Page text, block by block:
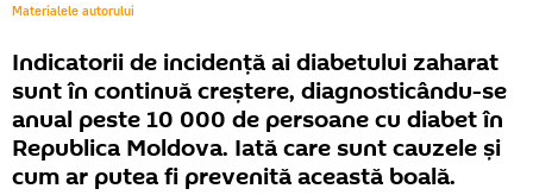
Materialele autorului
Indicatorii de incidență ai diabetului zaharat
sunt în continuă creștere, diagnosticându-se
anual peste 10 000 de persoane cu diabet în
Republica Moldova. Iată care sunt cauzele și
cum ar putea fi prevenită această boală.